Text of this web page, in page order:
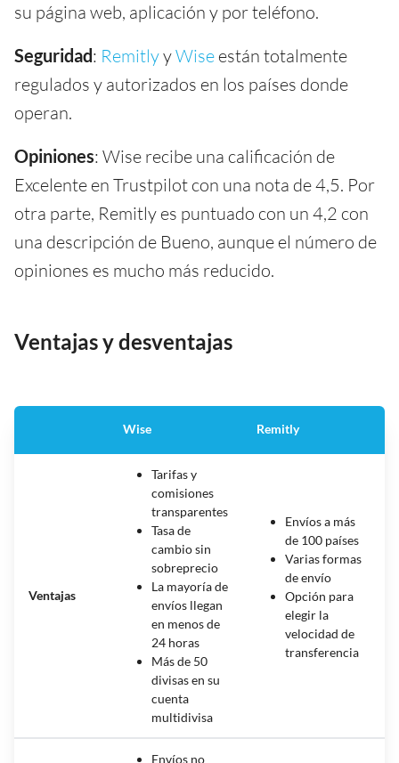
su página web, aplicación y por teléfono.
Seguridad: RemitlyyWise están totalmente
regulados y autorizados en los países donde
operan.
Opiniones: Wise recibe una calificación de
Excelente en Trustpilot con una nota de 4,5. Por
otra parte, Remitly es puntuado con un 4,2 con
una descripción de Bueno, aunque el número de
opiniones es mucho más reducido.
Ventajas y desventajas
Wise Remitly
Ventajas
Tarifas y
comisiones
transparentes
Tasa de
cambio sin
sobreprecio
La mayoría de
envíos llegan
en menos de
24 horas
Más de 50
divisas en su
cuenta
multidivisa
Envíos a más
de 100 países
Varias formas
de envío
Opción para
elegir la
velocidad de
transferencia
Envíos no